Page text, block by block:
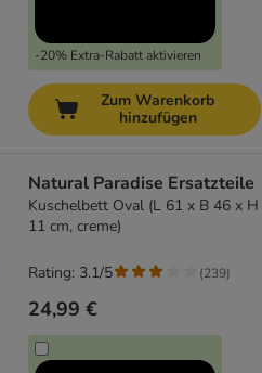
-20% Extra-Rabatt aktivieren
Zum Warenkorb
hinzufügen
Natural Paradise Ersatzteile
Kuschelbett Oval (L 61 x B 46 x H
11 cm, creme)
24,99 €
Rating: 3.1/5 (239)